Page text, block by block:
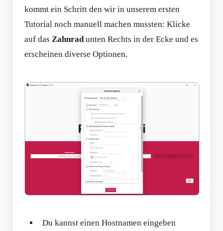
kommt ein Schritt den wir in unserem ersten
Tutorial noch manuell machen mussten: Klicke
auf das Zahnradunten Rechts in der Ecke und es
erscheinen diverse Optionen.
Du kannst einen Hostnamen eingeben